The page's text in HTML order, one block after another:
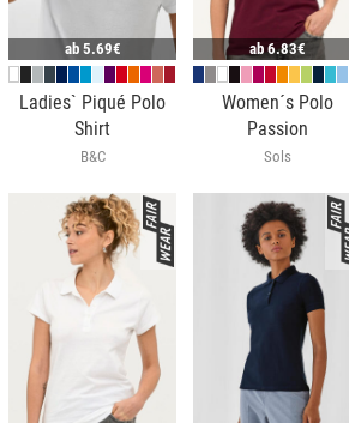
ab 5.69€
Ladies` Piqué Polo
Shirt
B&C
ab6.83€
Women´s Polo
Passion
Sols